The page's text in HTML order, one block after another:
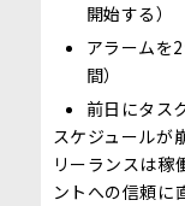
開始する）
アラームを
間）
前日にタス
スケジュールが
リーランスは稼
ントへの信頼に